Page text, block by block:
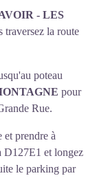
- LES
traversez la route
poteau
pour
Rue.
et prendre à
D127E1 et longez
le parking par